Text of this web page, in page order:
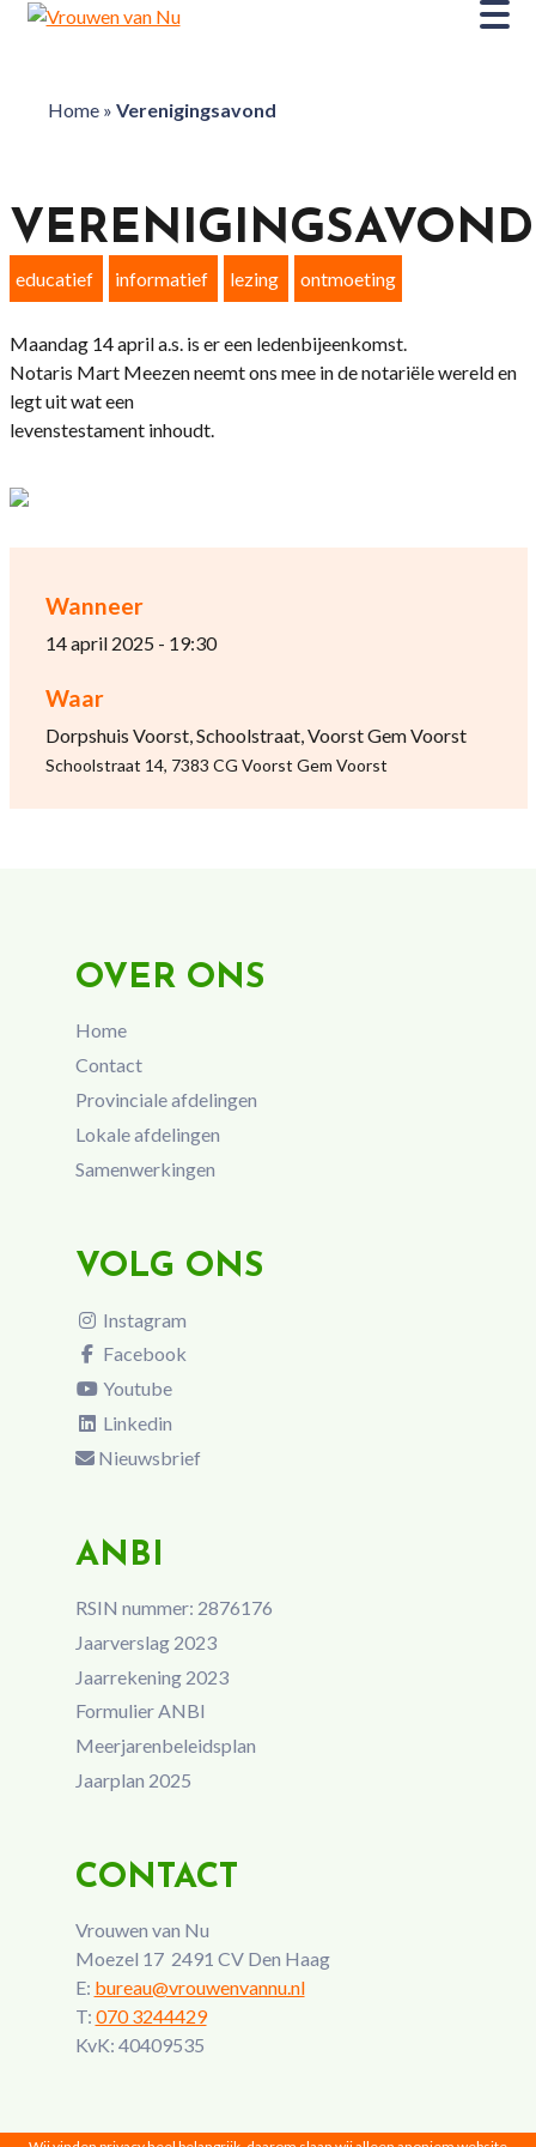
Home» Verenigingsavond
Wanneer
14 april 2025 - 19:30
Waar
Dorpshuis Voorst, Schoolstraat, Voorst Gem Voorst
Schoolstraat 14, 7383 CG Voorst Gem Voorst
VERENIGINGSAVOND
educatief informatief lezing ontmoeting
Maandag 14 april a.s. is er een ledenbijeenkomst.
Notaris Mart Meezen neemt ons mee in de notariële wereld en
legt uit wat een
levenstestament inhoudt.
OVER ONS
Home
Contact
Provinciale afdelingen
Lokale afdelingen
Samenwerkingen
VOLG ONS
Instagram
Facebook
Youtube
Linkedin
Nieuwsbrief
ANBI
RSIN nummer: 2876176
Jaarverslag 2023
Jaarrekening 2023
Formulier ANBI
Meerjarenbeleidsplan
Jaarplan 2025
CONTACT
Vrouwen van Nu
Moezel 17 2491 CV Den Haag
E: bureau@vrouwenvannu.nl
T: 070 3244429
KvK: 40409535